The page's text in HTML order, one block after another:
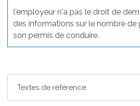
l'employeur n'a pas le droit de
des informations sur le nombre de
son permis de conduire.
Textes de référence